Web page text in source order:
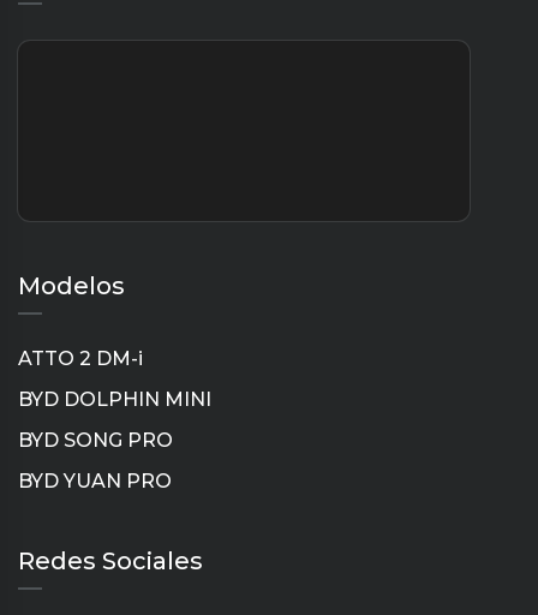
Modelos
ATTO 2 DM-i
BYD DOLPHIN MINI
BYD SONG PRO
BYD YUAN PRO
Redes Sociales
Instagram
TikTok
YouTube
LinkedIn